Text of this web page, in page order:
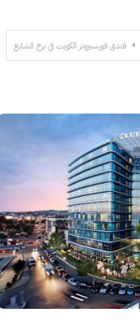
فندق فورسيزونز الكويت في برج الشايع